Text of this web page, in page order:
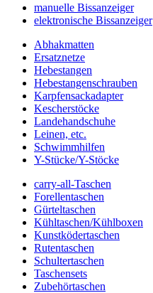
manuelle Bissanzeiger
elektronische Bissanzeiger
Abhakmatten
Ersatznetze
Hebestangen
Hebestangenschrauben
Karpfensackadapter
Kescherstöcke
Landehandschuhe
Leinen, etc.
Schwimmhilfen
Y-Stücke/Y-Stöcke
carry-all-Taschen
Forellentaschen
Gürteltaschen
Kühltaschen/Kühlboxen
Kunstködertaschen
Rutentaschen
Schultertaschen
Taschensets
Zubehörtaschen